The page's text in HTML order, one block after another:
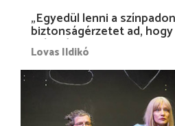
„Egyedül lenni a
biztonságérzetet ad,
más nélkül is megvagyok
Lovas Ildikó